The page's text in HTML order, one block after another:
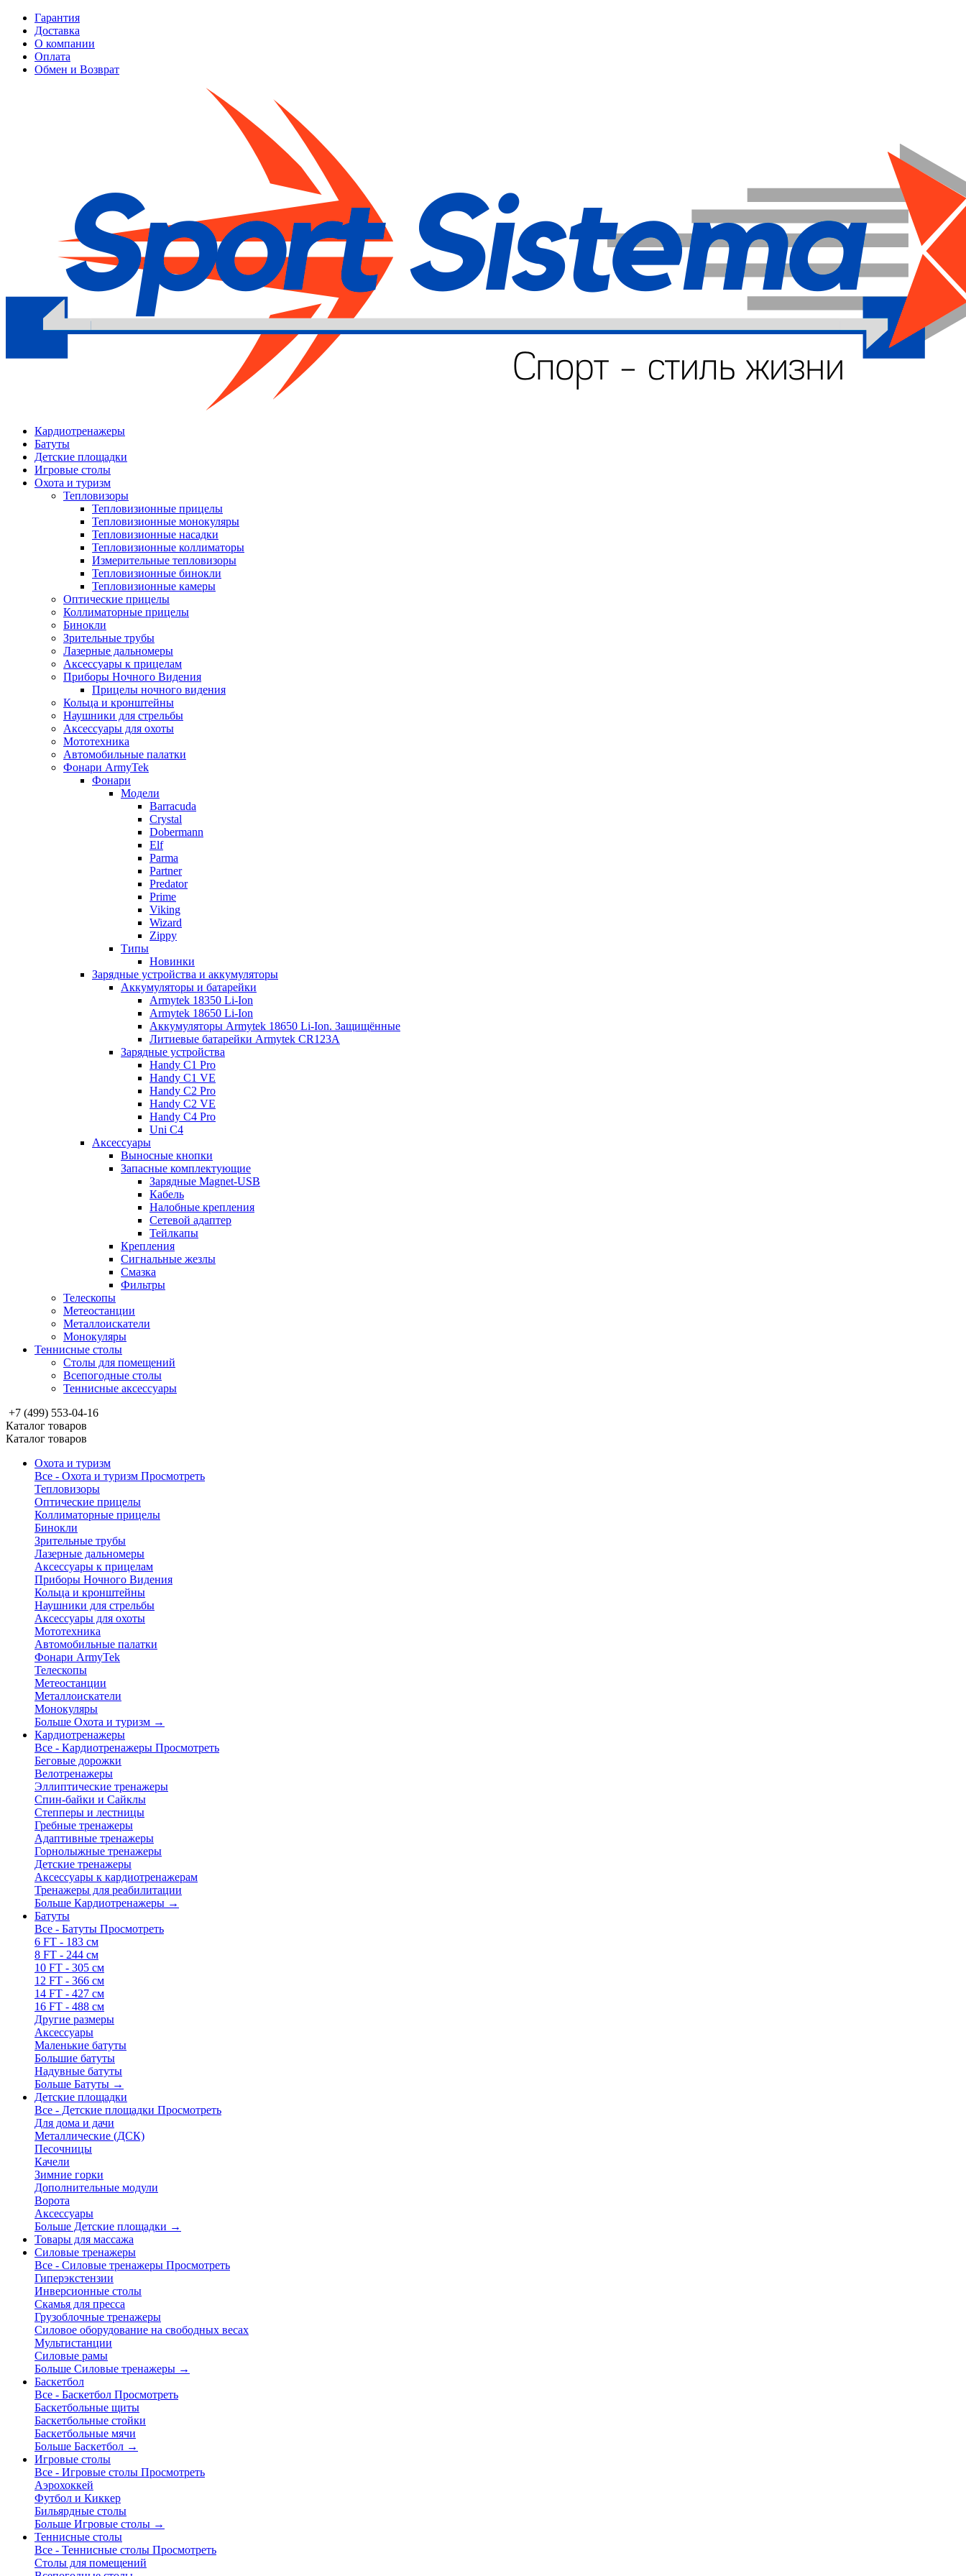
Гарантия
Доставка
О компании
Оплата
Обмен и Возврат
Кардиотренажеры
Батуты
Детские площадки
Игровые столы
Охота и туризм
Тепловизоры
Тепловизионные прицелы
Тепловизионные монокуляры
Тепловизионные насадки
Тепловизионные коллиматоры
Измерительные тепловизоры
Тепловизионные бинокли
Тепловизионные камеры
Оптические прицелы
Коллиматорные прицелы
Бинокли
Зрительные трубы
Лазерные дальномеры
Аксессуары к прицелам
Приборы Ночного Видения
Прицелы ночного видения
Кольца и кронштейны
Наушники для стрельбы
Аксессуары для охоты
Мототехника
Автомобильные палатки
Фонари ArmyTek
Фонари
Модели
Barracuda
Crystal
Dobermann
Elf
Parma
Partner
Predator
Prime
Viking
Wizard
Zippy
Типы
Новинки
Зарядные устройства и аккумуляторы
Аккумуляторы и батарейки
Armytek 18350 Li-Ion
Armytek 18650 Li-Ion
Аккумуляторы Armytek 18650 Li-Ion. Защищённые
Литиевые батарейки Armytek CR123A
Зарядные устройства
Handy C1 Pro
Handy C1 VE
Handy C2 Pro
Handy C2 VE
Handy C4 Pro
Uni C4
Аксессуары
Выносные кнопки
Запасные комплектующие
Зарядные Magnet-USB
Кабель
Налобные крепления
Сетевой адаптер
Тейлкапы
Крепления
Сигнальные жезлы
Смазка
Фильтры
Телескопы
Метеостанции
Металлоискатели
Монокуляры
Теннисные столы
Столы для помещений
Всепогодные столы
Теннисные аксессуары
+7 (499) 553-04-16
Каталог товаров
Каталог товаров
Охота и туризм
Все - Охота и туризм Просмотреть
Тепловизоры
Оптические прицелы
Коллиматорные прицелы
Бинокли
Зрительные трубы
Лазерные дальномеры
Аксессуары к прицелам
Приборы Ночного Видения
Кольца и кронштейны
Наушники для стрельбы
Аксессуары для охоты
Мототехника
Автомобильные палатки
Фонари ArmyTek
Телескопы
Метеостанции
Металлоискатели
Монокуляры
Больше Охота и туризм →
Кардиотренажеры
Все - Кардиотренажеры Просмотреть
Беговые дорожки
Велотренажеры
Эллиптические тренажеры
Спин-байки и Сайклы
Степперы и лестницы
Гребные тренажеры
Адаптивные тренажеры
Горнолыжные тренажеры
Детские тренажеры
Аксессуары к кардиотренажерам
Тренажеры для реабилитации
Больше Кардиотренажеры →
Батуты
Все - Батуты Просмотреть
6 FT - 183 см
8 FT - 244 см
10 FT - 305 см
12 FT - 366 см
14 FT - 427 см
16 FT - 488 см
Другие размеры
Аксессуары
Маленькие батуты
Большие батуты
Надувные батуты
Больше Батуты →
Детские площадки
Все - Детские площадки Просмотреть
Для дома и дачи
Металлические (ДСК)
Песочницы
Качели
Зимние горки
Дополнительные модули
Ворота
Аксессуары
Больше Детские площадки →
Товары для массажа
Силовые тренажеры
Все - Силовые тренажеры Просмотреть
Гиперэкстензии
Инверсионные столы
Скамья для пресса
Грузоблочные тренажеры
Силовое оборудование на свободных весах
Мультистанции
Силовые рамы
Больше Силовые тренажеры →
Баскетбол
Все - Баскетбол Просмотреть
Баскетбольные щиты
Баскетбольные стойки
Баскетбольные мячи
Больше Баскетбол →
Игровые столы
Все - Игровые столы Просмотреть
Аэрохоккей
Футбол и Киккер
Бильярдные столы
Больше Игровые столы →
Теннисные столы
Все - Теннисные столы Просмотреть
Столы для помещений